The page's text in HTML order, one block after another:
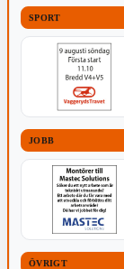
SPORT
JOBB
ÖVRIGT